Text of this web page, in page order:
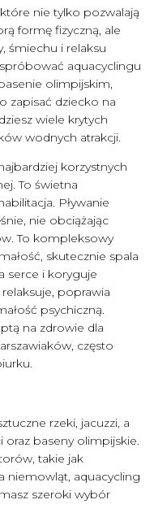
nie tylko pozwalają
formę fizyczną, ale
śmiechu i relaksu
aquacyclingu
olimpijskim,
zapisać dziecko na
wiele krytych
wodnych atrakcji.
korzystnych
To świetna
Pływanie
nie obciążając
To kompleksowy
skutecznie spala
serce i koryguje
poprawia
psychiczną.
na zdrowie dla
często
rzeki, jacuzzi, a
oraz baseny olimpijskie.
takie jak
niemowląt, aquacycling
masz szeroki wybór